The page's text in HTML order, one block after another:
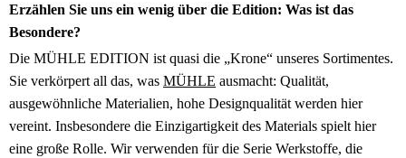
Erzählen Sie uns ein wenig über die Edition: Was ist das
Besondere?
Die MÜHLE EDITION ist quasi die „Krone“ unseres Sortimentes.
Sie verkörpert all das, was MÜHLE ausmacht: Qualität,
ausgewöhnliche Materialien, hohe Designqualität werden hier
vereint. Insbesondere die Einzigartigkeit des Materials spielt hier
eine große Rolle. Wir verwenden für die Serie Werkstoffe, die